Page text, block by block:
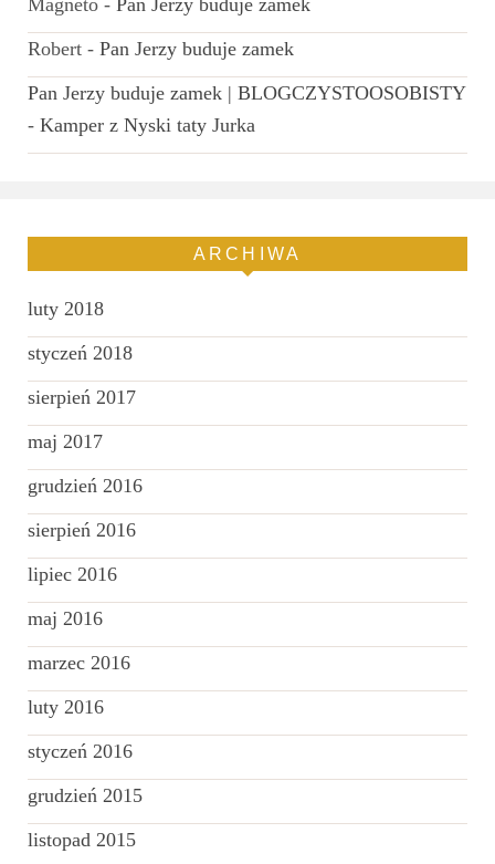
Robert - Pan Jerzy buduje zamek
Pan Jerzy buduje zamek | BLOGCZYSTOOSOBISTY
- Kamper z Nyski taty Jurka
ARCHIWA
luty 2018
styczeń 2018
sierpień 2017
maj 2017
grudzień 2016
sierpień 2016
lipiec 2016
maj 2016
marzec 2016
luty 2016
styczeń 2016
grudzień 2015
listopad 2015